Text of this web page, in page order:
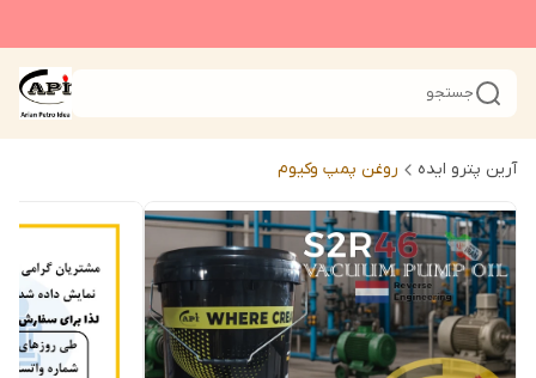
جستجو
آرین پترو ایده روغن پمپ وکیوم